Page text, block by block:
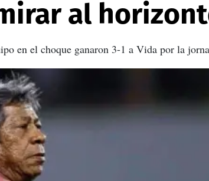
al
en el choque ganaron 3-1 a Vida por la